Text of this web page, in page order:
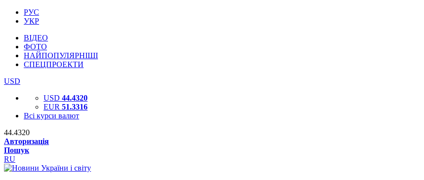
РУС
УКР
ВІДЕО
ФОТО
НАЙПОПУЛЯРНІШІ
СПЕЦПРОЕКТИ
USD
USD 44.4320
EUR 51.3316
Всі курси валют
44.4320
Авторизація
Пошук
RU